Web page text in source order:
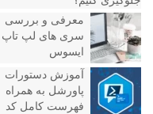
معرفی و بررسی
سری های لپ تاپ
ایسوس
آموزش دستورات
پاورشل به همراه
فهرست کامل کد